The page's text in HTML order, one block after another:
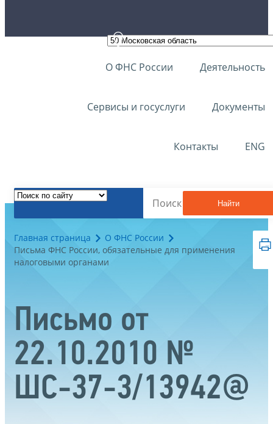
О ФНС России Деятельность
Сервисы и госуслуги Документы
Контакты ENG
Найти
Главная страница
О ФНС России
Письма ФНС России, обязательные для применения
налоговыми органами
Письмо от
22.10.2010 №
ШС-37-3/13942@